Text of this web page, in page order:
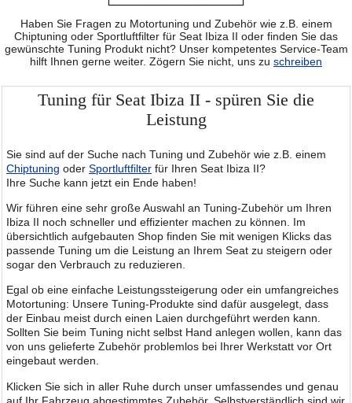
Haben Sie Fragen zu Motortuning und Zubehör wie z.B. einem
Chiptuning oder Sportluftfilter für Seat Ibiza II oder finden Sie das
gewünschte Tuning Produkt nicht? Unser kompetentes Service-Team
hilft Ihnen gerne weiter. Zögern Sie nicht, uns zu schreiben
Tuning für Seat Ibiza II - spüren Sie die
Leistung
Sie sind auf der Suche nach Tuning und Zubehör wie z.B. einem
Chiptuning oder Sportluftfilter für Ihren Seat Ibiza II?
Ihre Suche kann jetzt ein Ende haben!
Wir führen eine sehr große Auswahl an Tuning-Zubehör um Ihren
Ibiza II noch schneller und effizienter machen zu können. Im
übersichtlich aufgebauten Shop finden Sie mit wenigen Klicks das
passende Tuning um die Leistung an Ihrem Seat zu steigern oder
sogar den Verbrauch zu reduzieren.
Egal ob eine einfache Leistungssteigerung oder ein umfangreiches
Motortuning: Unsere Tuning-Produkte sind dafür ausgelegt, dass
der Einbau meist durch einen Laien durchgeführt werden kann.
Sollten Sie beim Tuning nicht selbst Hand anlegen wollen, kann das
von uns gelieferte Zubehör problemlos bei Ihrer Werkstatt vor Ort
eingebaut werden.
Klicken Sie sich in aller Ruhe durch unser umfassendes und genau
auf Ihr Fahrzeug abgestimmtes Zubehör. Selbstverständlich sind wir